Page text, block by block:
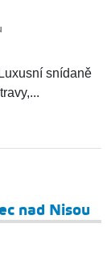
snídaně
nad Nisou